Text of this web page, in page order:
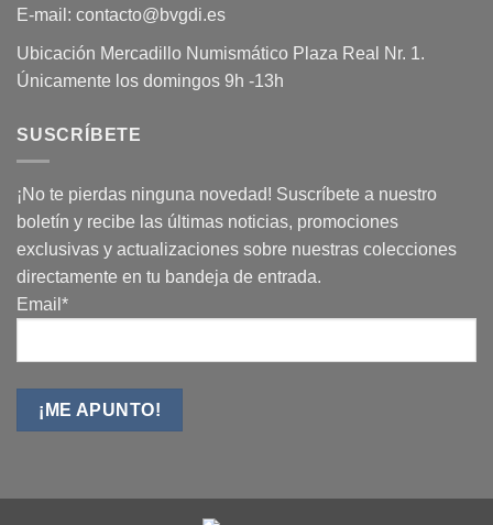
E-mail: contacto@bvgdi.es
Ubicación Mercadillo Numismático Plaza Real Nr. 1.
Únicamente los domingos 9h -13h
SUSCRÍBETE
¡No te pierdas ninguna novedad! Suscríbete a nuestro
boletín y recibe las últimas noticias, promociones
exclusivas y actualizaciones sobre nuestras colecciones
directamente en tu bandeja de entrada.
Email*